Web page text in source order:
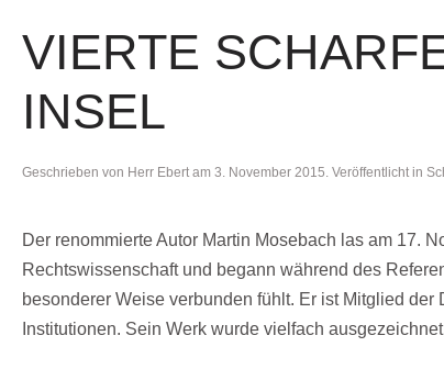
VIERTE
INSEL
Geschrieben von Herr Ebert am 3. November 2015 . Veröffentlicht in
Der renommierte Autor Martin Mosebach las am 17.
Rechtswissenschaft und begann während des
besonderer Weise verbunden fühlt. Er ist Mitglied
Institutionen. Sein Werk wurde vielfach